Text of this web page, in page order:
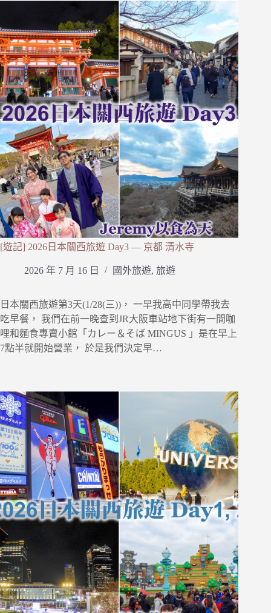
[遊記] 2026日本關西旅遊 Day3 — 京都 清水寺
2026 年 7 月 16 日 國外旅遊, 旅遊
日本關西旅遊第3天(1/28(三))， 一早我高中同學帶我去
吃早餐， 我們在前一晚查到JR大阪車站地下街有一間咖
哩和麵食專賣小館「カレー＆そば MINGUS 」是在早上
7點半就開始營業， 於是我們決定早…